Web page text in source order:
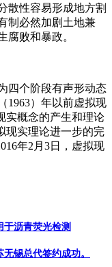
散性容易形成地方割
制必然加剧土地兼
腐败和暴政。
四个阶段有声形动态
1963）年以前虚拟现
实概念的产生和理论
现实理论进一步的完
年2月3日，虚拟现
于沥青荧光检测
锡总代签约成功。